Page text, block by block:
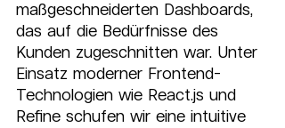
maßgeschneiderten Dashboards,
das auf die Bedürfnisse des
Kunden zugeschnitten war. Unter
Einsatz moderner Frontend-
Technologien wie React.js und
Refine schufen wir eine intuitive